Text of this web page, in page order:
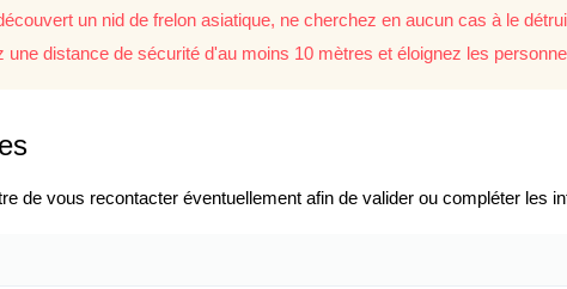
un nid de frelon asiatique, ne cherchez en aucun cas à le
une distance de sécurité d'au moins 10 mètres et éloignez les
de vous recontacter éventuellement afin de valider ou compléter les